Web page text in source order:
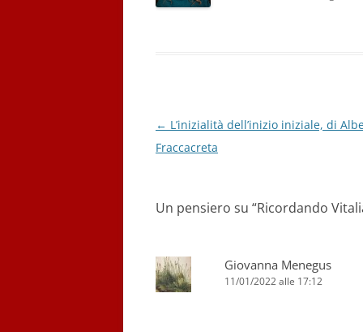
Navigazione
articolo
← L’inizialità dell’inizio iniziale, di
Fraccacreta
Un pensiero su “Ricordando
Giovanna Menegus
11/01/2022 alle 17:12